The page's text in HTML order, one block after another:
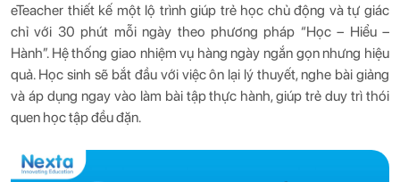
eTeacher thiết kế một lộ trình giúp trẻ học chủ động và tự giác
chỉ với 30 phút mỗi ngày theo phương pháp “Học – Hiểu –
Hành”. Hệ thống giao nhiệm vụ hàng ngày ngắn gọn nhưng hiệu
quả. Học sinh sẽ bắt đầu với việc ôn lại lý thuyết, nghe bài giảng
và áp dụng ngay vào làm bài tập thực hành, giúp trẻ duy trì thói
quen học tập đều đặn.